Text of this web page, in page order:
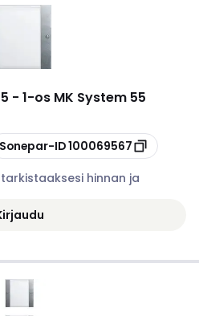
- 1-os MK System 55
Sonepar-ID100069567
hinnan ja